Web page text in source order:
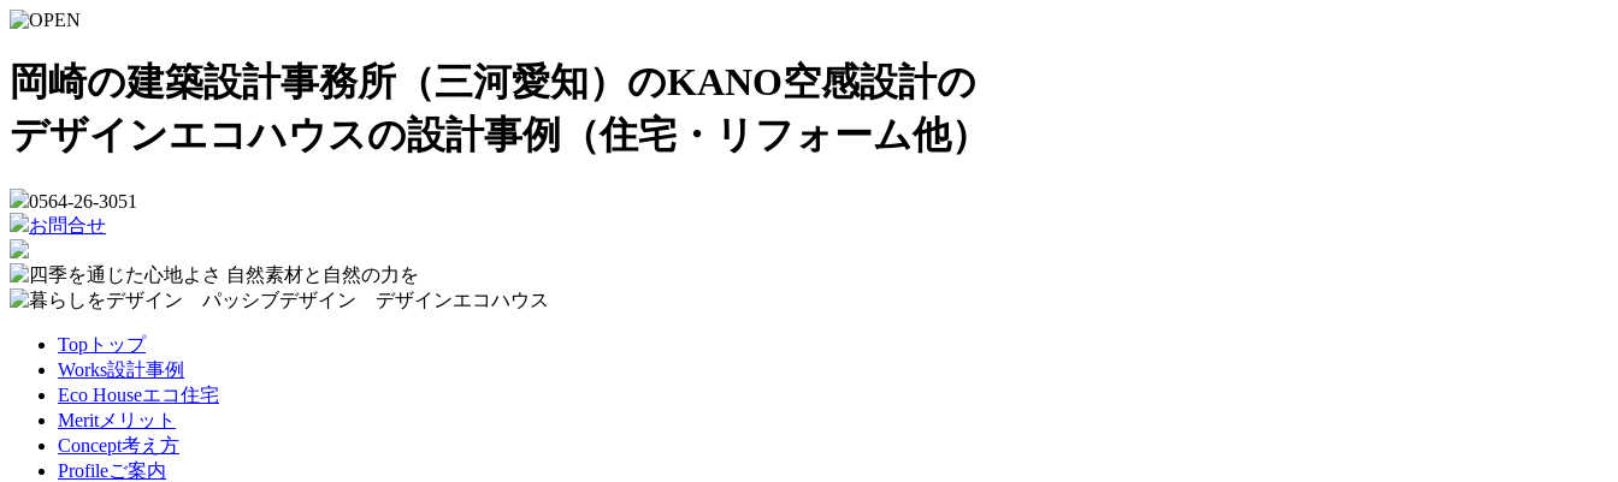
岡崎の建築設計事務所（三河愛知）のKANO空感設計の
デザインエコハウスの設計事例（住宅・リフォーム他）
0564-26-3051
お問合せ
Top トップ
Works設計事例
Eco Houseエコ住宅
Merit メリット
Concept考え方
Profileご案内